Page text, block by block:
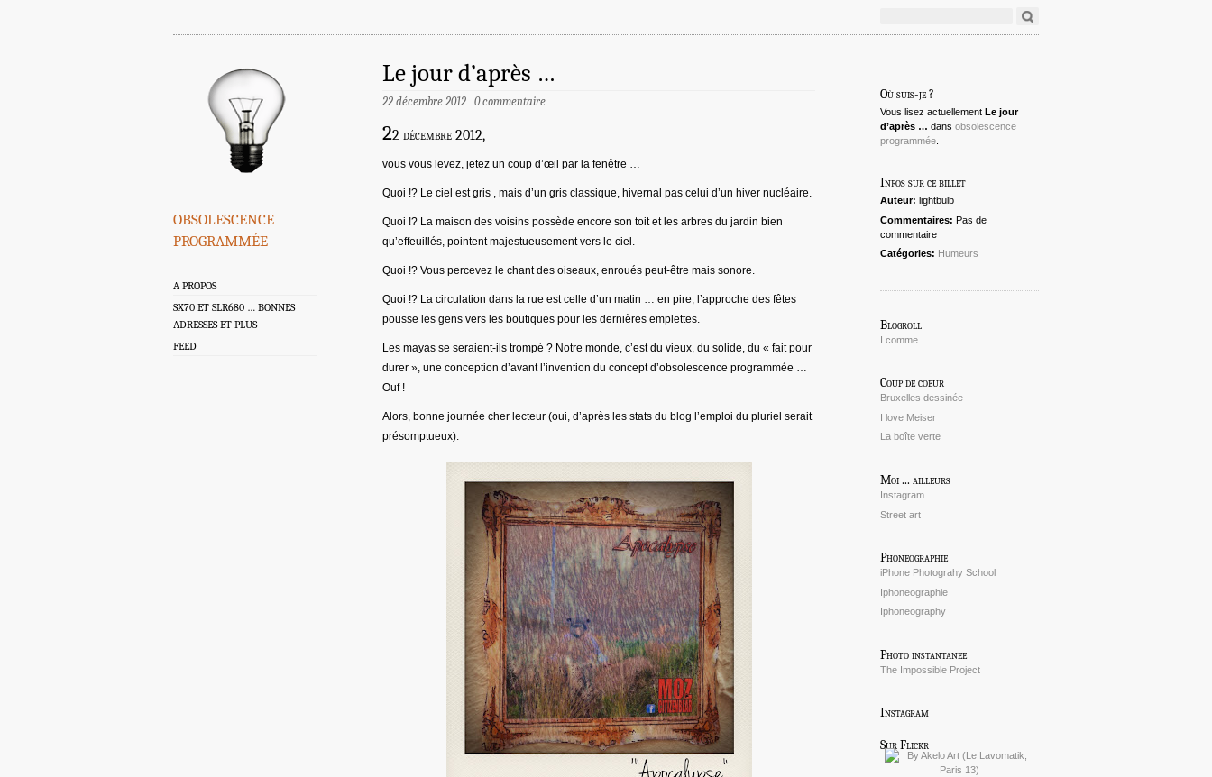
obsolescence
programmée
A PROPOS
SX70 ET SLR680 … BONNES
ADRESSES ET PLUS
FEED
Le jour d’après …
22 décembre 2012 0 commentaire
22 décembre 2012,
vous vous levez, jetez un coup d’œil par la fenêtre …
Quoi !? Le ciel est gris , mais d’un gris classique, hivernal pas celui d’un hiver nucléaire.
Quoi !? La maison des voisins possède encore son toit et les arbres du jardin bien
qu’effeuillés, pointent majestueusement vers le ciel.
Quoi !? Vous percevez le chant des oiseaux, enroués peut-être mais sonore.
Quoi !? La circulation dans la rue est celle d’un matin … en pire, l’approche des fêtes
pousse les gens vers les boutiques pour les dernières emplettes.
Les mayas se seraient-ils trompé ? Notre monde, c’est du vieux, du solide, du « fait pour
durer », une conception d’avant l’invention du concept d’obsolescence programmée …
Ouf !
Alors, bonne journée cher lecteur (oui, d’après les stats du blog l’emploi du pluriel serait
présomptueux).
Où suis-je ?
Vous lisez actuellement Le jour
d’après … dans obsolescence
programmée
Infos sur ce billet
Auteur: lightbulb
Commentaires: Pas de
commentaire
Catégories: Humeurs
Blogroll
I comme …
Coup de coeur
Bruxelles dessinée
I love Meiser
La boîte verte
Moi ... ailleurs
Instagram
Street art
Phoneographie
iPhone Photograhy School
Iphoneographie
Iphoneography
Photo instantanee
The Impossible Project
Instagram
Sur Flickr